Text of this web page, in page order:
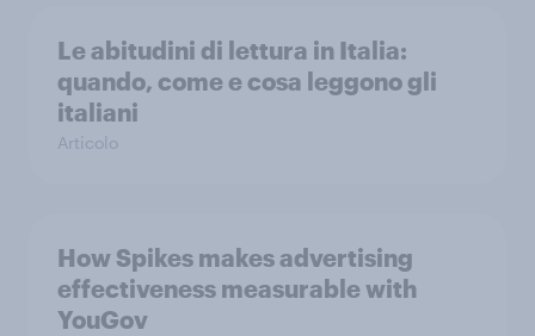
Le abitudini di lettura in Italia:
quando, come e cosa leggono gli
italiani
Articolo
How Spikes makes advertising
effectiveness measurable with
YouGov